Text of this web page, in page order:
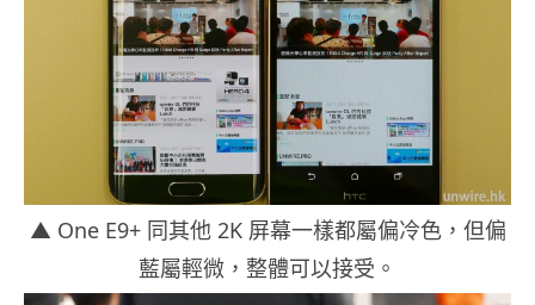
▲ One E9+ 同其他 2K 屏幕一樣都屬偏冷色，但偏
藍屬輕微，整體可以接受。